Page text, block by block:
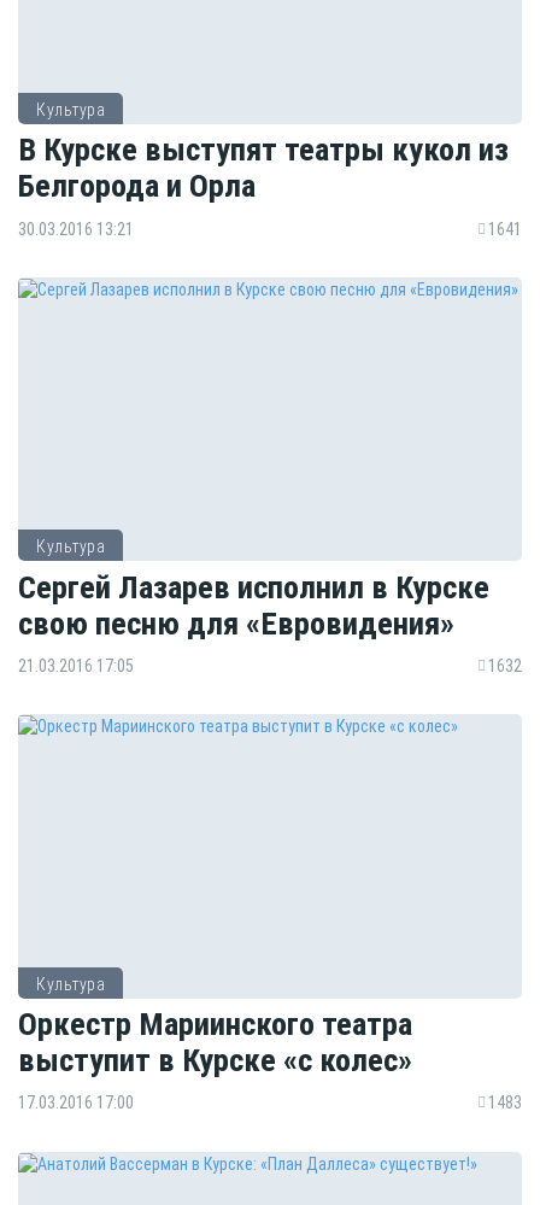
Культура
В Курске выступят театры кукол из
Белгорода и Орла
30.03.2016 13:21 1641
Культура
Сергей Лазарев исполнил в Курске
свою песню для «Евровидения»
21.03.2016 17:05 1632
Культура
Оркестр Мариинского театра
выступит в Курске «с колес»
17.03.2016 17:00 1483